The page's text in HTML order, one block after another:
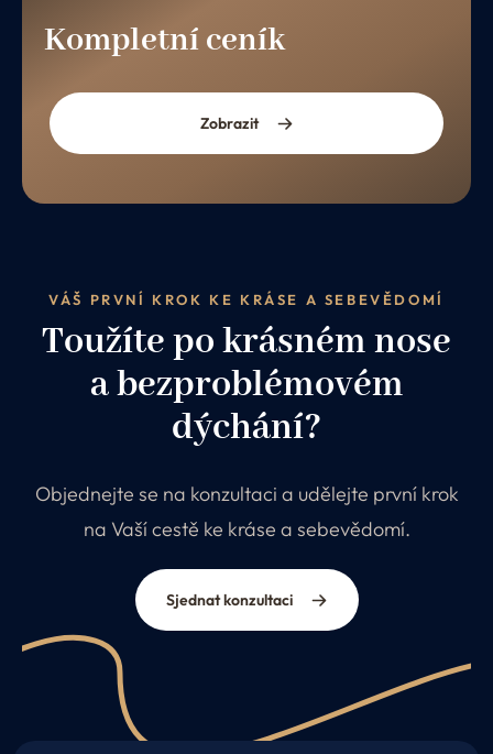
Kompletní ceník
Zobrazit
VÁŠ PRVNÍ KROK KE KRÁSE A SEBEVĚDOMÍ
Toužíte po krásném nose
a bezproblémovém
dýchání?
Objednejte se na konzultaci a udělejte první krok
na Vaší cestě ke kráse a sebevědomí.
Sjednat konzultaci